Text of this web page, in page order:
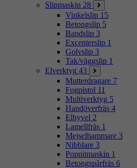
Slipmaskin 28
Vinkelslip 15
Betongslip 5
Bandslip 3
Excenterslip 1
Golvslip 3
Tak/väggslip 1
Elverktyg 43
Mutterdragare 7
Fogpistol 11
Multiverktyg 5
Handöverfräs 4
Elhyvel 2
Lamellfräs 1
Mejselhammare 3
Nibblare 3
Popnitmaskin 1
Betongspårfräs 6